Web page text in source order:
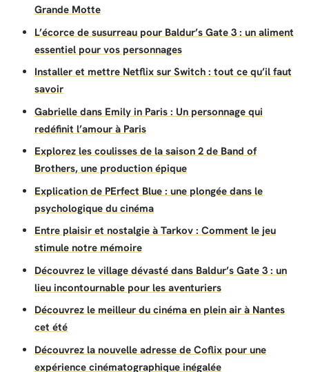
Grande Motte
L’écorce de susurreau pour Baldur’s Gate 3 : un aliment
essentiel pour vos personnages
Installer et mettre Netflix sur Switch : tout ce qu’il faut
savoir
Gabrielle dans Emily in Paris : Un personnage qui
redéfinit l’amour à Paris
Explorez les coulisses de la saison 2 de Band of
Brothers, une production épique
Explication de PErfect Blue : une plongée dans le
psychologique du cinéma
Entre plaisir et nostalgie à Tarkov : Comment le jeu
stimule notre mémoire
Découvrez le village dévasté dans Baldur’s Gate 3 : un
lieu incontournable pour les aventuriers
Découvrez le meilleur du cinéma en plein air à Nantes
cet été
Découvrez la nouvelle adresse de Coflix pour une
expérience cinématographique inégalée